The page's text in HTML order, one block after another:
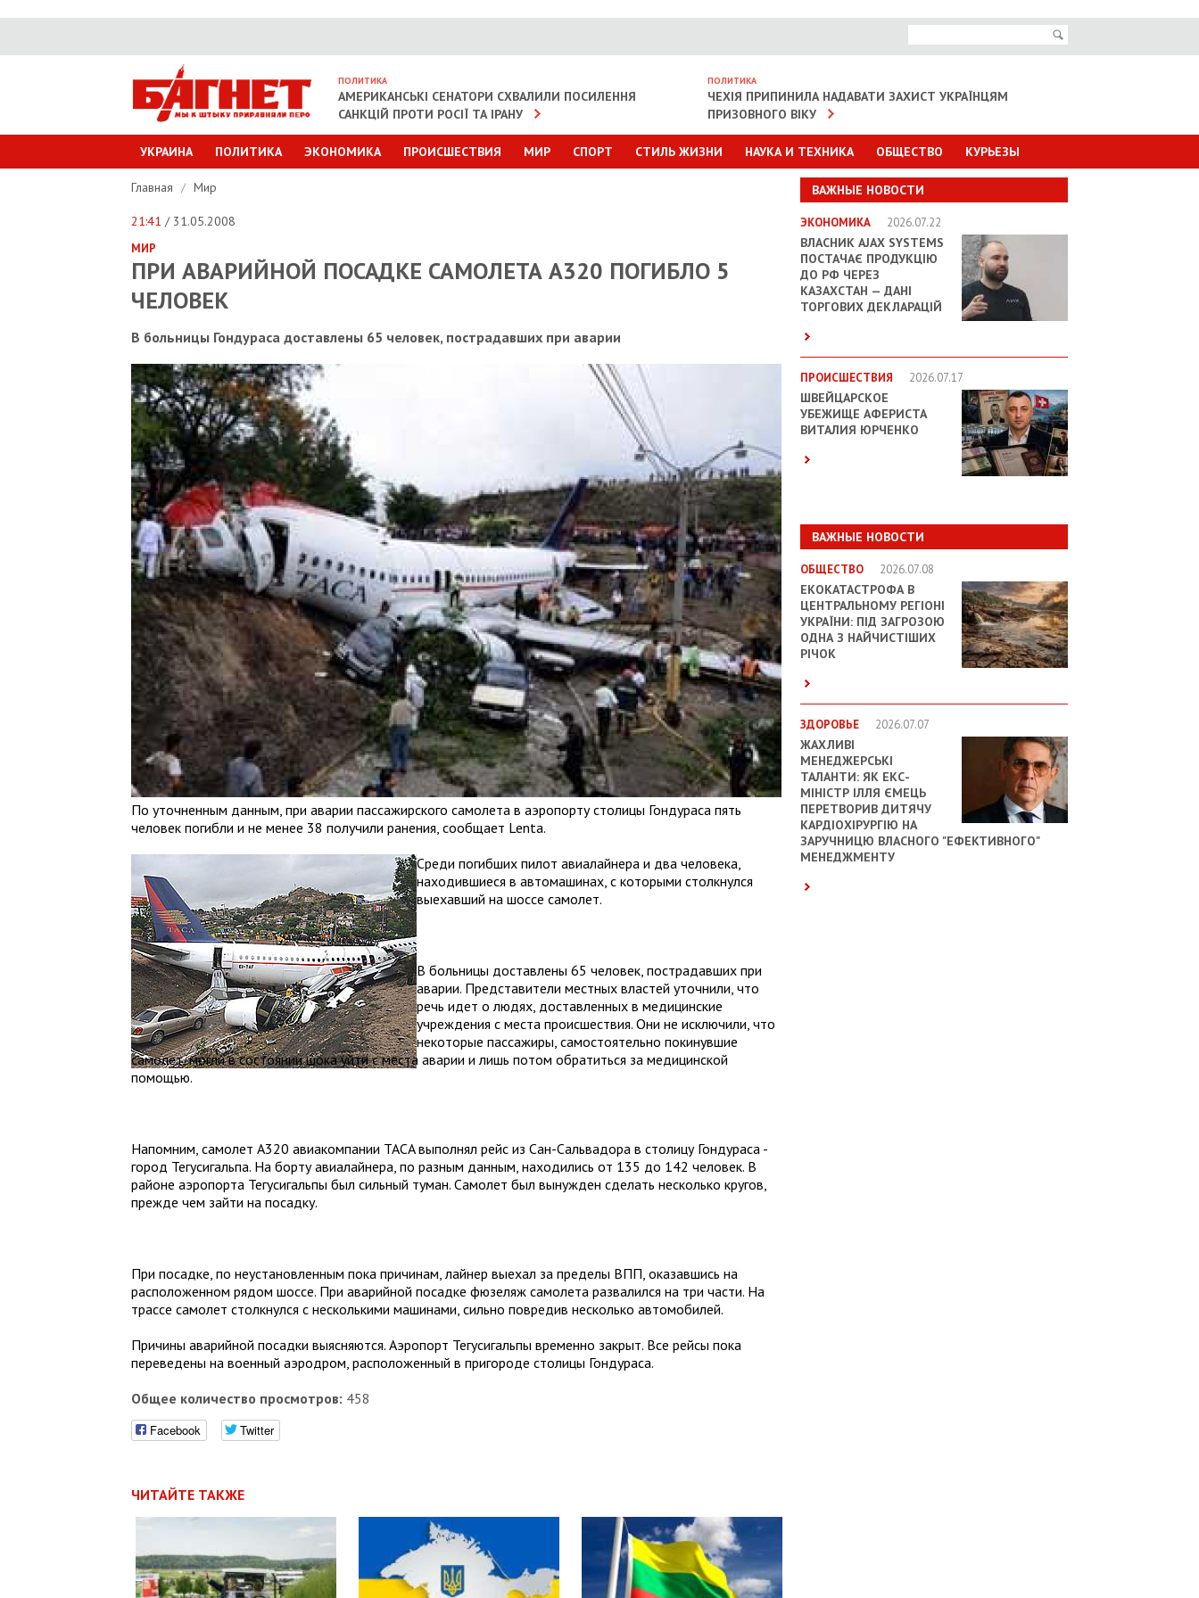
ПОЛИТИКА
АМЕРИКАНСЬКІ СЕНАТОРИ СХВАЛИЛИ ПОСИЛЕННЯ
САНКЦІЙ ПРОТИ РОСІЇ ТА ІРАНУ
ПОЛИТИКА
ЧЕХІЯ ПРИПИНИЛА НАДАВАТИ ЗАХИСТ УКРАЇНЦЯМ
ПРИЗОВНОГО ВІКУ
УКРАИНА ПОЛИТИКА ЭКОНОМИКА ПРОИСШЕСТВИЯ МИР СПОРТ СТИЛЬ ЖИЗНИ НАУКА И ТЕХНИКА ОБЩЕСТВО КУРЬЕЗЫ
ВАЖНЫЕ НОВОСТИ
ЭКОНОМИКА 2026.07.22
ВЛАСНИК AJAX SYSTEMS
ПОСТАЧАЄ ПРОДУКЦІЮ
ДО РФ ЧЕРЕЗ
КАЗАХСТАН — ДАНІ
ТОРГОВИХ ДЕКЛАРАЦІЙ
ПРОИСШЕСТВИЯ 2026.07.17
ШВЕЙЦАРСКОЕ
УБЕЖИЩЕ АФЕРИСТА
ВИТАЛИЯ ЮРЧЕНКО
ВАЖНЫЕ НОВОСТИ
ОБЩЕСТВО 2026.07.08
ЕКОКАТАСТРОФА В
ЦЕНТРАЛЬНОМУ РЕГІОНІ
УКРАЇНИ: ПІД ЗАГРОЗОЮ
ОДНА З НАЙЧИСТІШИХ
РІЧОК
ЗДОРОВЬЕ 2026.07.07
ЖАХЛИВІ
МЕНЕДЖЕРСЬКІ
ТАЛАНТИ: ЯК ЕКС-
МІНІСТР ІЛЛЯ ЄМЕЦЬ
ПЕРЕТВОРИВ ДИТЯЧУ
КАРДІОХІРУРГІЮ НА
ЗАРУЧНИЦЮ ВЛАСНОГО "ЕФЕКТИВНОГО"
МЕНЕДЖМЕНТУ
Главная / Мир
21:41 / 31.05.2008
МИР
ПРИ АВАРИЙНОЙ ПОСАДКЕ САМОЛЕТА A320 ПОГИБЛО 5
ЧЕЛОВЕК
В больницы Гондураса доставлены 65 человек, пострадавших при аварии
По уточненным данным, при аварии пассажирского самолета в аэропорту столицы Гондураса пять
человек погибли и не менее 38 получили ранения, сообщает Lenta.
Среди погибших пилот авиалайнера и два человека,
находившиеся в автомашинах, с которыми столкнулся
выехавший на шоссе самолет.
В больницы доставлены 65 человек, пострадавших при
аварии. Представители местных властей уточнили, что
речь идет о людях, доставленных в медицинские
учреждения с места происшествия. Они не исключили, что
некоторые пассажиры, самостоятельно покинувшие
самолет, могли в состоянии шока уйти с места аварии и лишь потом обратиться за медицинской
помощью.
Напомним, самолет A320 авиакомпании TACA выполнял рейс из Сан-Сальвадора в столицу Гондураса -
город Тегусигальпа. На борту авиалайнера, по разным данным, находились от 135 до 142 человек. В
районе аэропорта Тегусигальпы был сильный туман. Самолет был вынужден сделать несколько кругов,
прежде чем зайти на посадку.
При посадке, по неустановленным пока причинам, лайнер выехал за пределы ВПП, оказавшись на
расположенном рядом шоссе. При аварийной посадке фюзеляж самолета развалился на три части. На
трассе самолет столкнулся с несколькими машинами, сильно повредив несколько автомобилей.
Причины аварийной посадки выясняются. Аэропорт Тегусигальпы временно закрыт. Все рейсы пока
переведены на военный аэродром, расположенный в пригороде столицы Гондураса.
Общее количество просмотров: 458
Facebook Twitter
ЧИТАЙТЕ ТАКЖЕ